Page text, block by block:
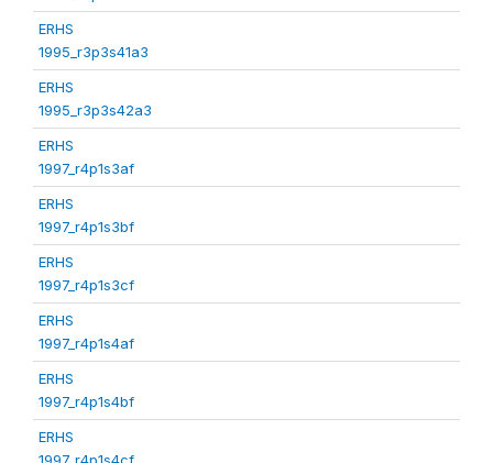
ERHS
1995_r3p3s41a3
ERHS
1995_r3p3s42a3
ERHS
1997_r4p1s3af
ERHS
1997_r4p1s3bf
ERHS
1997_r4p1s3cf
ERHS
1997_r4p1s4af
ERHS
1997_r4p1s4bf
ERHS
1997_r4p1s4cf